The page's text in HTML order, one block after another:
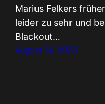
Marius Felkers
leider zu sehr und
Blackout…
August 14, 2023